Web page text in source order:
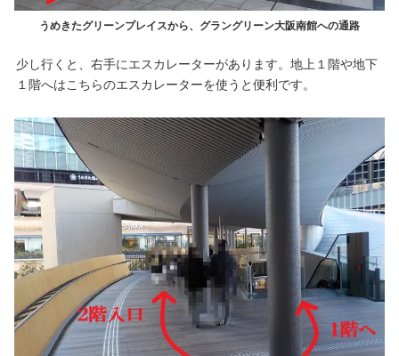
うめきたグリーンプレイスから、グラングリーン大阪南館への通路
少し行くと、右手にエスカレーターがあります。地上１階や地下
１階へはこちらのエスカレーターを使うと便利です。